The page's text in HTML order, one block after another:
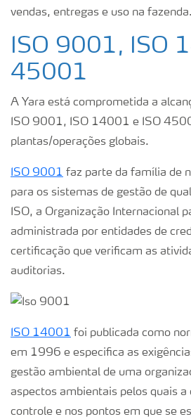
vendas, entregas e uso na fazenda.
ISO 9001, ISO
45001
A Yara está comprometida a
ISO 9001, ISO 14001 e ISO
plantas/operações globais.
ISO 9001 faz parte da família de
para os sistemas de gestão de
ISO, a Organização Internacional
administrada por entidades de
certificação que verificam as
auditorias.
ISO 14001 foi publicada como
em 1996 e especifica as
gestão ambiental de uma
aspectos ambientais pelos quais a
controle e nos pontos em que se